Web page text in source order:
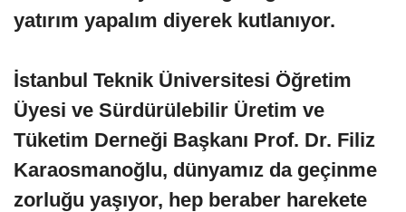
yatırım yapalım diyerek kutlanıyor.
İstanbul Teknik Üniversitesi Öğretim
Üyesi ve Sürdürülebilir Üretim ve
Tüketim Derneği Başkanı Prof. Dr. Filiz
Karaosmanoğlu, dünyamız da geçinme
zorluğu yaşıyor, hep beraber harekete